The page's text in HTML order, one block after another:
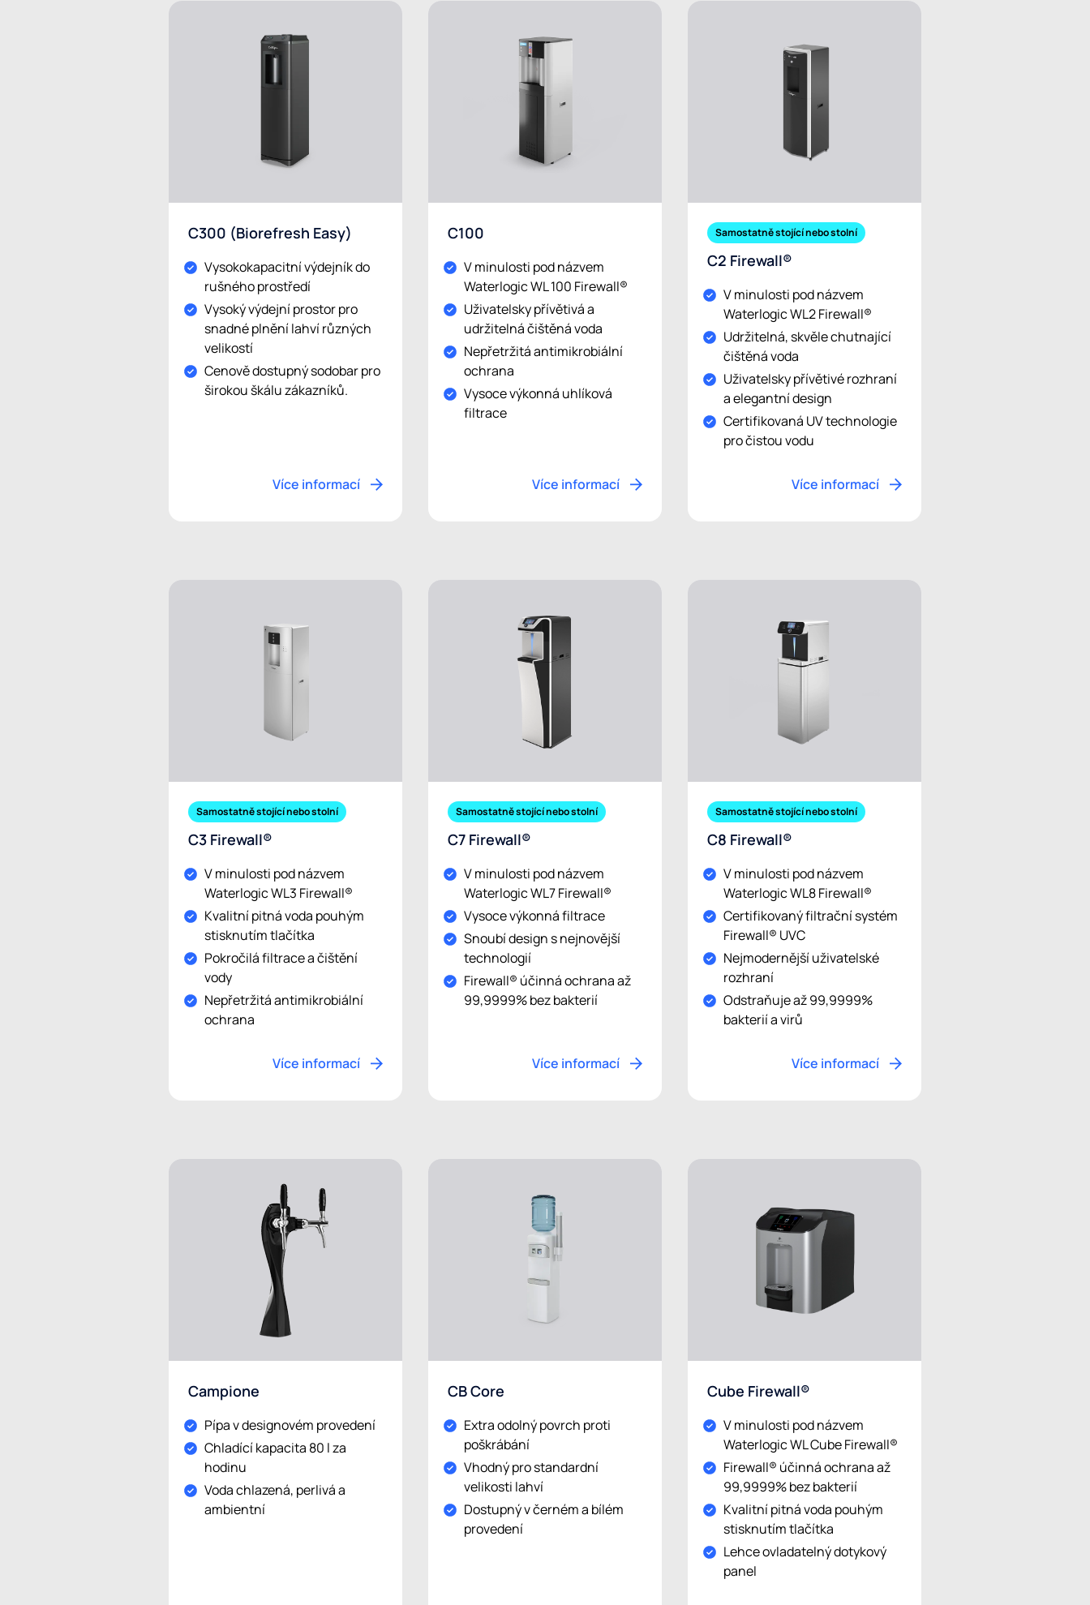
C300 (Biorefresh Easy)
Vysokokapacitní výdejník do
rušného prostředí
Vysoký výdejní prostor pro
snadné plnění lahví různých
velikostí
Cenově dostupný sodobar pro
širokou škálu zákazníků.
Více informací
C100
V minulosti pod názvem
Waterlogic WL 100 Firewall®
Uživatelsky přívětivá a
udržitelná čištěná voda
Nepřetržitá antimikrobiální
ochrana
Vysoce výkonná uhlíková
filtrace
Více informací
Samostatně stojící nebo stolní
C2 Firewall®
V minulosti pod názvem
Waterlogic WL2 Firewall®
Udržitelná, skvěle chutnající
čištěná voda
Uživatelsky přívětivé rozhraní
a elegantní design
Certifikovaná UV technologie
pro čistou vodu
Více informací
Samostatně stojící nebo stolní
C3 Firewall®
V minulosti pod názvem
Waterlogic WL3 Firewall®
Kvalitní pitná voda pouhým
stisknutím tlačítka
Pokročilá filtrace a čištění
vody
Nepřetržitá antimikrobiální
ochrana
Více informací
Samostatně stojící nebo stolní
C7 Firewall®
V minulosti pod názvem
Waterlogic WL7 Firewall®
Vysoce výkonná filtrace
Snoubí design s nejnovější
technologií
Firewall® účinná ochrana až
99,9999% bez bakterií
Více informací
Samostatně stojící nebo stolní
C8 Firewall®
V minulosti pod názvem
Waterlogic WL8 Firewall®
Certifikovaný filtrační systém
Firewall® UVC
Nejmodernější uživatelské
rozhraní
Odstraňuje až 99,9999%
bakterií a virů
Více informací
Campione
Pípa v designovém provedení
Chladící kapacita 80 l za
hodinu
Voda chlazená, perlivá a
ambientní
CB Core
Extra odolný povrch proti
poškrábání
Vhodný pro standardní
velikosti lahví
Dostupný v černém a bílém
provedení
Cube Firewall®
V minulosti pod názvem
Waterlogic WL Cube Firewall®
Firewall® účinná ochrana až
99,9999% bez bakterií
Kvalitní pitná voda pouhým
stisknutím tlačítka
Lehce ovladatelný dotykový
panel